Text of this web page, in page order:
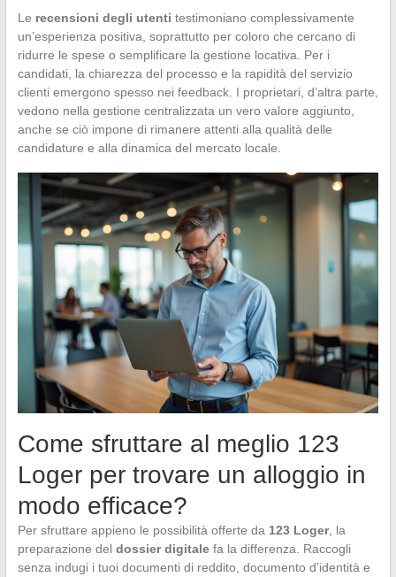
Le recensioni degli utenti testimoniano complessivamente
un’esperienza positiva, soprattutto per coloro che cercano di
ridurre le spese o semplificare la gestione locativa. Per i
candidati, la chiarezza del processo e la rapidità del servizio
clienti emergono spesso nei feedback. I proprietari, d’altra parte,
vedono nella gestione centralizzata un vero valore aggiunto,
anche se ciò impone di rimanere attenti alla qualità delle
candidature e alla dinamica del mercato locale.
Come sfruttare al meglio 123
Loger per trovare un alloggio in
modo efficace?
Per sfruttare appieno le possibilità offerte da 123 Loger, la
preparazione del dossier digitalefa la differenza. Raccogli
senza indugi i tuoi documenti di reddito, documento d’identità e